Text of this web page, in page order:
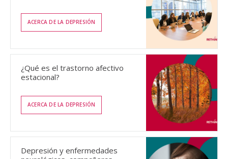
ACERCA DE LA DEPRESIÓN
¿Qué es el trastorno afectivo
estacional?
ACERCA DE LA DEPRESIÓN
Depresión y enfermedades